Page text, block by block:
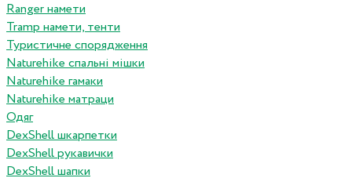
Ranger намети
Tramp намети, тенти
Туристичне спорядження
Naturehike спальні мішки
Naturehike гамаки
Naturehike матраци
Одяг
DexShell шкарпетки
DexShell рукавички
DexShell шапки